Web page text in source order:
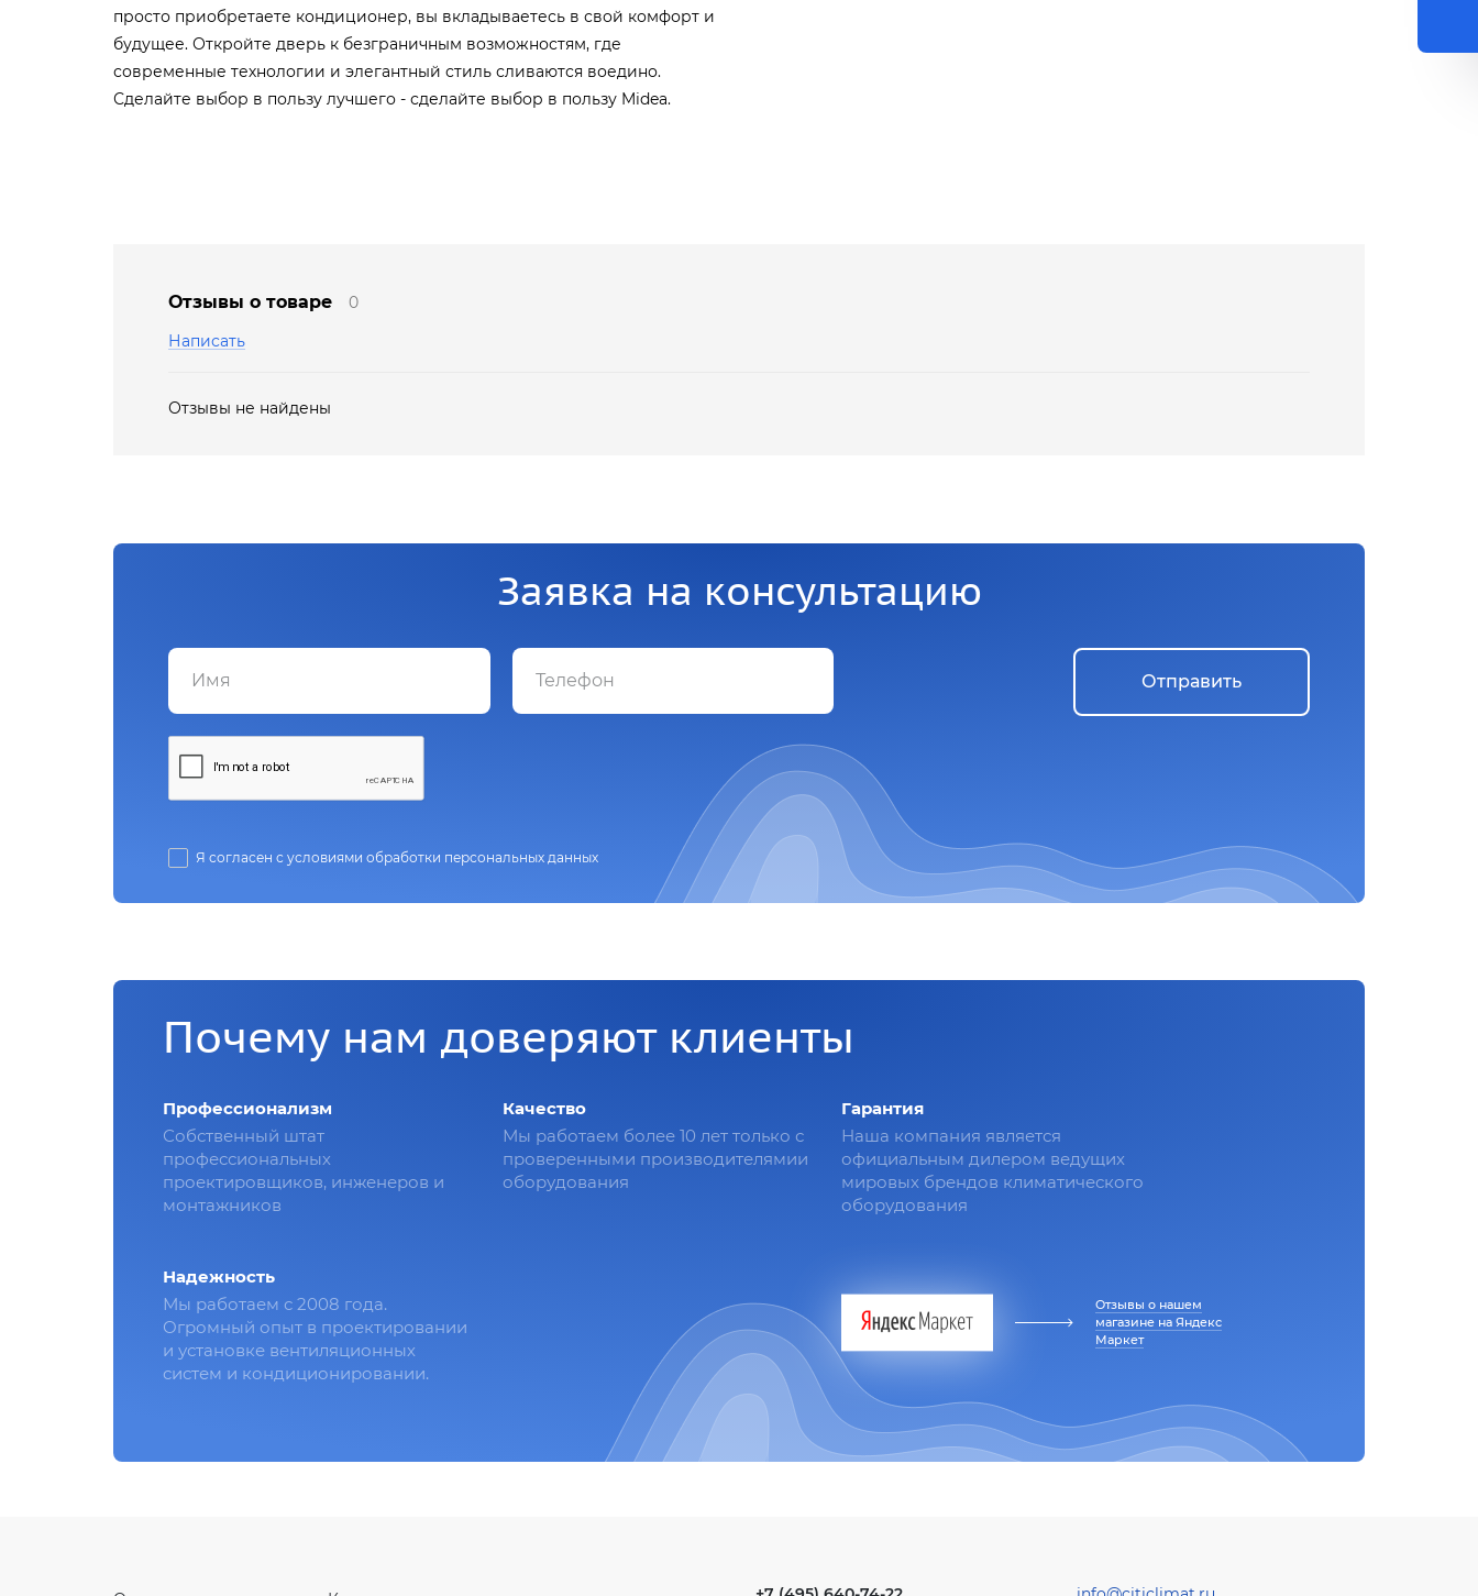
просто приобретаете кондиционер, вы вкладываетесь в свой комфорт и
будущее. Откройте дверь к безграничным возможностям, где
современные технологии и элегантный стиль сливаются воедино.
Сделайте выбор в пользу лучшего - сделайте выбор в пользу Midea.
Отзывы о товаре
0
Написать
Отзывы не найдены
Заявка на консультацию
Я согласен с условиями обработки персональных данных
Отправить
Почему нам доверяют клиенты
Профессионализм
Собственный штат
профессиональных
проектировщиков, инженеров и
монтажников
Качество
Мы работаем более 10 лет только с
проверенными производителямии
оборудования
Гарантия
Наша компания является
официальным дилером ведущих
мировых брендов климатического
оборудования
Надежность
Мы работаем с 2008 года.
Огромный опыт в проектировании
и установке вентиляционных
систем и кондиционировании.
Отзывы о нашем
магазине на Яндекс
Маркет